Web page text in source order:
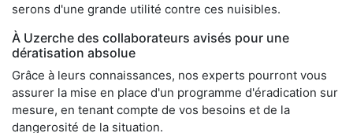
serons d'une grande utilité contre ces nuisibles.
À Uzerche des collaborateurs avisés pour une
dératisation absolue
Grâce à leurs connaissances, nos experts pourront vous
assurer la mise en place d'un programme d'éradication sur
mesure, en tenant compte de vos besoins et de la
dangerosité de la situation.